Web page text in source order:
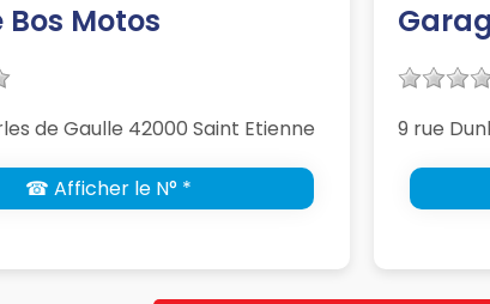
Motos
de Gaulle 42000 Saint Etienne
☎ Afficher le N° *
9 rue